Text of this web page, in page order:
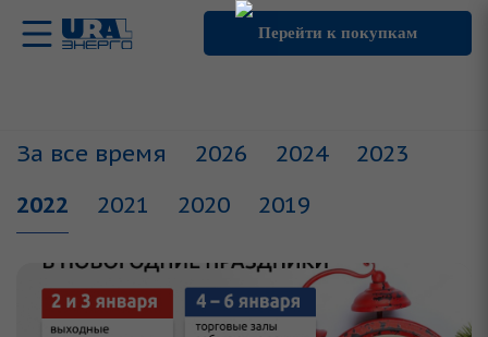
Перейти к покупкам
За все время 2026 2024
2023
2022
2021 2020 2019